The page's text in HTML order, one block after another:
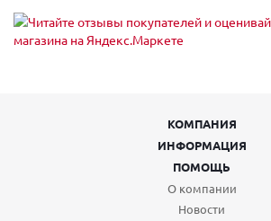
Пн,Вт,Ср,Чт,Пт,Сб,Вс (09:00 - 21:00)
Екатеринбург, проспект Академика Сахарова, 29
пн-пт 09:00-18:00; сб, вс выходной
Екатеринбург, Таганская ул., 60
пн-пт 08:00-19:00; сб 10:00-16:00; вс выходной
Екатеринбург, тракт Сибирский
КОМПАНИЯ
ИНФОРМАЦИЯ
ПОМОЩЬ
О компании
Новости